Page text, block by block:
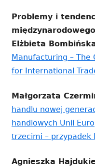
Problemy i
międzynarodowego
Elżbieta
Manufacturing – The
for International
Małgorzata
handlu nowej
handlowych Unii
trzecimi – przypadek
Agnieszka